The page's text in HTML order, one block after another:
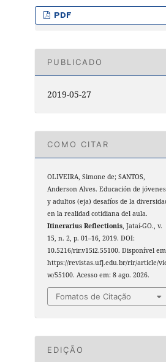
PDF
PUBLICADO
2019-05-27
COMO CITAR
OLIVEIRA, Simone de; SANTOS,
Anderson Alves. Educación de jóvenes
y adultos (eja) desafíos de la
en la realidad cotidiana del aula.
Itinerarius Reflectionis, Jataí-GO., v.
15, n. 2, p. 01–16, 2019. DOI:
10.5216/rir.v15i2.55100. Disponível
https://revistas.ufj.edu.br/rir/article/
w/55100. Acesso em: 8 ago. 2026.
Fomatos de Citação
EDIÇÃO